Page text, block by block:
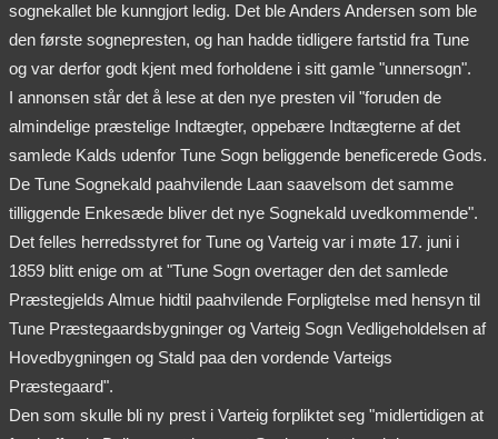
sognekallet ble kunngjort ledig. Det ble Anders Andersen som ble
den første sognepresten, og han hadde tidligere fartstid fra Tune
og var derfor godt kjent med forholdene i sitt gamle "unnersogn".
I annonsen står det å lese at den nye presten vil "foruden de
almindelige præstelige Indtægter, oppebære Indtægterne af det
samlede Kalds udenfor Tune Sogn beliggende beneficerede Gods.
De Tune Sognekald paahvilende Laan saavelsom det samme
tilliggende Enkesæde bliver det nye Sognekald uvedkommende".
Det felles herredsstyret for Tune og Varteig var i møte 17. juni i
1859 blitt enige om at "Tune Sogn overtager den det samlede
Præstegjelds Almue hidtil paahvilende Forpligtelse med hensyn til
Tune Præstegaardsbygninger og Varteig Sogn Vedligeholdelsen af
Hovedbygningen og Stald paa den vordende Varteigs
Præstegaard".
Den som skulle bli ny prest i Varteig forpliktet seg "midlertidigen at